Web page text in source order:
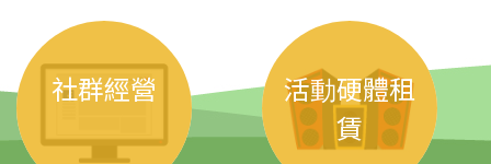
社群經營
活動硬體租
賃